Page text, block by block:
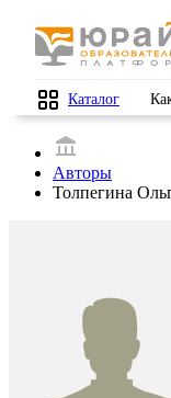
Каталог
Авторы
Толпегина